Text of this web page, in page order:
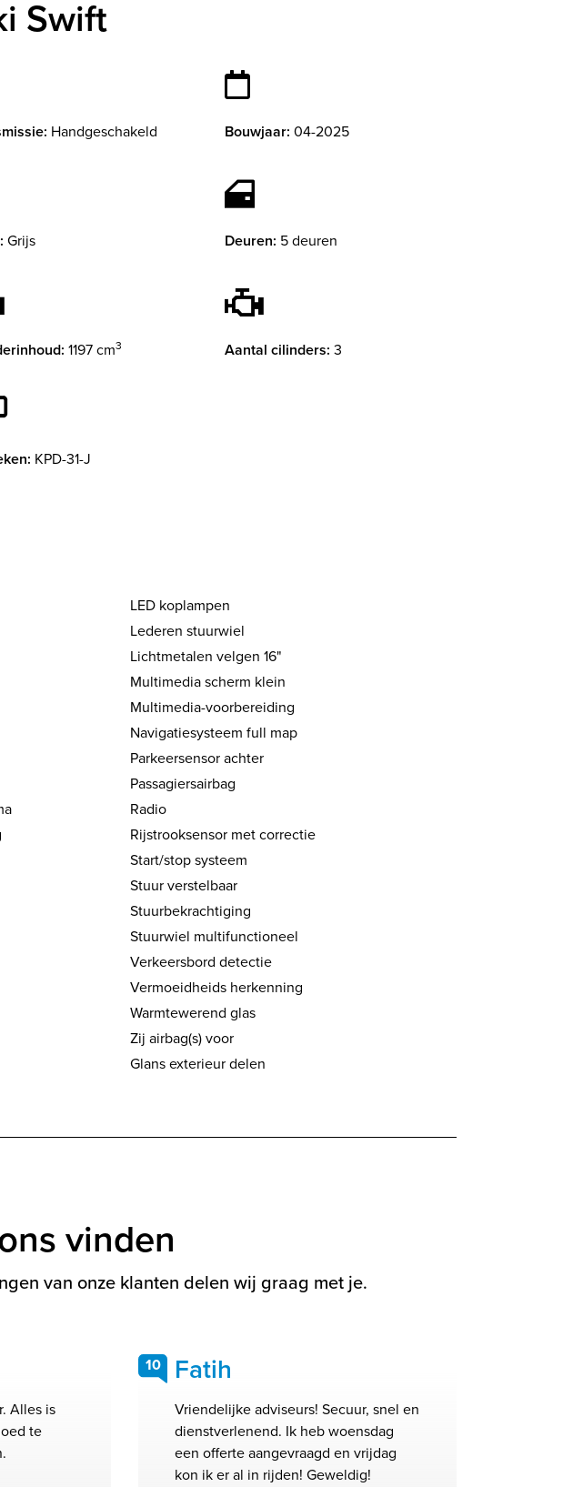
Swift
Handgeschakeld Bouwjaar: 04-2025
Grijs Deuren: 5 deuren
1197 cm3 Aantal cilinders: 3
KPD-31-J
LED koplampen
Lederen stuurwiel
Lichtmetalen velgen 16"
Multimedia scherm klein
Multimedia-voorbereiding
Navigatiesysteem full map
Parkeersensor achter
Passagiersairbag
Radio
Rijstrooksensor met correctie
Start/stop systeem
Stuur verstelbaar
Stuurbekrachtiging
Stuurwiel multifunctioneel
Verkeersbord detectie
Vermoeidheids herkenning
Warmtewerend glas
Zij airbag(s) voor
Glans exterieur delen
vinden
van onze klanten delen wij graag met je.
Alles is
te
10 Fatih
Vriendelijke adviseurs! Secuur, snel en
dienstverlenend. Ik heb woensdag
een offerte aangevraagd en vrijdag
kon ik er al in rijden! Geweldig!